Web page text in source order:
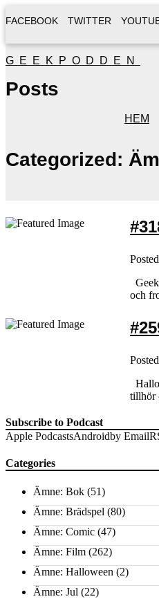
FACEBOOK TWITTER
GEEKPODDEN
HEM
Posts
Categorized:
Posted
och
Posted
tillhör
Subscribe to Podcast
Apple PodcastsAndroidby Email
Categories
Ämne: Bok (51)
Ämne: Brädspel (80)
Ämne: Comic (47)
Ämne: Film (262)
Ämne: Halloween (2)
Ämne: Jul (22)